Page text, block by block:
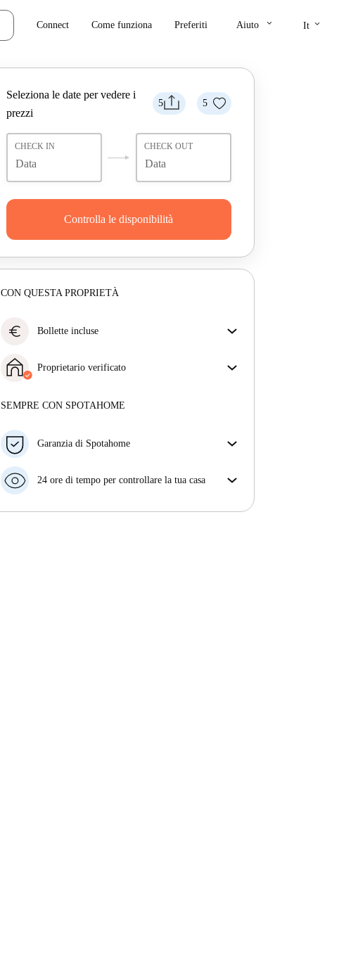
Connect Come funziona Preferiti Aiuto keyboard_arrow_down It keyboard_arrow_down
5 5
Seleziona le date per vedere i
prezzi
CHECK IN CHECK OUT
Controlla le disponibilità
CON QUESTA PROPRIETÀ
euro Bollette incluse
incluse, che coprono l'affitto e le utenze per
un'esperienza di affitto senza problemi.
Proprietario verificato
Maggiori informazioni su questo locatore
SEMPRE CON SPOTAHOME
Garanzia di Spotahome
con breve preavviso, noi A) ti pagheremo un hotel e
B) ti rimborseremo totalmente
24 ore di tempo per controllare la tua casa